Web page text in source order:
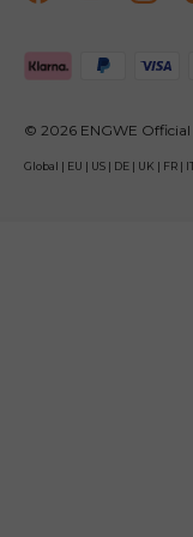
Prihvaćeni načini
© 2026 ENGWE Official
Global | EU | US | DE | UK | FR |